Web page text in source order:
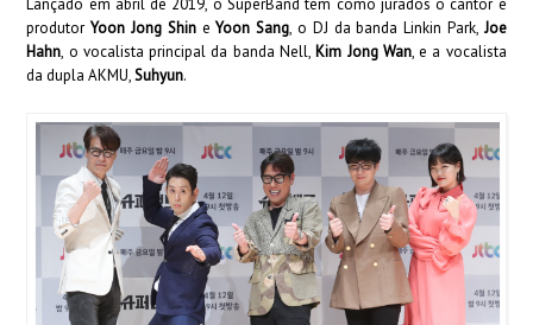
Lançado em abril de 2019, o SuperBand tem como jurados o cantor e
produtorYoon Jong ShineYoon Sang, o DJ da banda Linkin Park, Joe
Hahn, o vocalista principal da banda Nell, Kim Jong Wan, e a vocalista
da dupla AKMU,Suhyun.